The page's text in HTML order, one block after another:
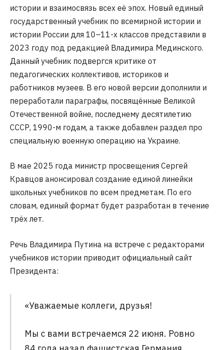
истории и взаимосвязь всех её эпох. Новый единый
государственный учебник по всемирной истории и
истории России для 10–11-х классов представили в
2023 году под редакцией Владимира Мединского.
Данный учебник подвергся критике от
педагогических коллективов, историков и
работников музеев. В его новой версии дополнили и
переработали параграфы, посвящённые Великой
Отечественной войне, последнему десятилетию
СССР, 1990-м годам, а также добавлен раздел про
специальную военную операцию на Украине.
В мае 2025 года министр просвещения Сергей
Кравцов анонсировал создание единой линейки
школьных учебников по всем предметам. По его
словам, единый формат будет разработан в течение
трёх лет.
Речь Владимира Путина на встрече с редакторами
учебников истории приводит официальный сайт
Президента:
«Уважаемые коллеги, друзья!
Мы с вами встречаемся 22 июня. Ровно